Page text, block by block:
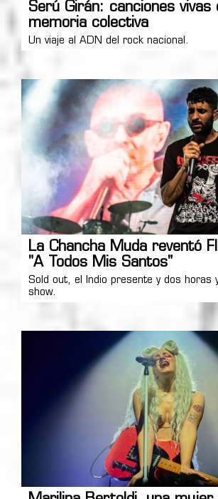
Serú Girán: canciones vivas
memoria colectiva
Un viaje al ADN del rock nacional.
La Chancha Muda reventó
"A Todos Mis Santos"
Sold out, el Indio presente y dos horas
show.